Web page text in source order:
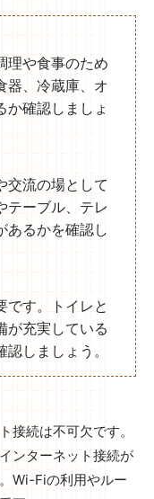
理や食事のため
器、冷蔵庫、オ
か確認しましょ
交流の場として
テーブル、テレ
あるかを確認し
です。トイレと
が充実している
しましょう。
接続は不可欠です。
ンターネット接続が
Wi-Fiの利用やルー